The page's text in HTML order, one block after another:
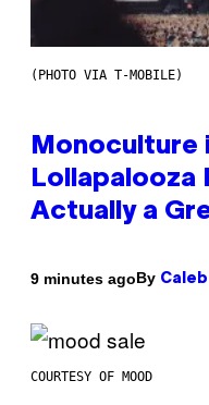
(PHOTO VIA T-MOBILE)
Monoculture
Lollapalooza
Actually a
9 minutes agoBy
COURTESY OF MOOD